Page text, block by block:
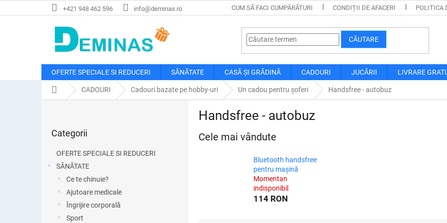
la
+421 948 462 596 info@deminas.ro CUM SĂ FACI CUMPĂRĂTURI CONDIȚII DE AFACERI POLITICA
CĂUTARE
OFERTE SPECIALE SI REDUCERI SĂNĂTATE CASĂ ȘI GRĂDINĂ CADOURI JUCĂRII LIVRARE
Acasă CADOURI Cadouri bazate pe hobby-uri Un cadou pentru șoferi Handsfree - autobuz
peste
Categorii
OFERTE SPECIALE SI REDUCERI
SĂNĂTATE
Ce te chinuie?
Ajutoare medicale
Îngrijire corporală
Sport
Handsfree - autobuz
Cele mai vândute
Bluetooth handsfree
pentru mașină
Momentan
indisponibil
114 RON